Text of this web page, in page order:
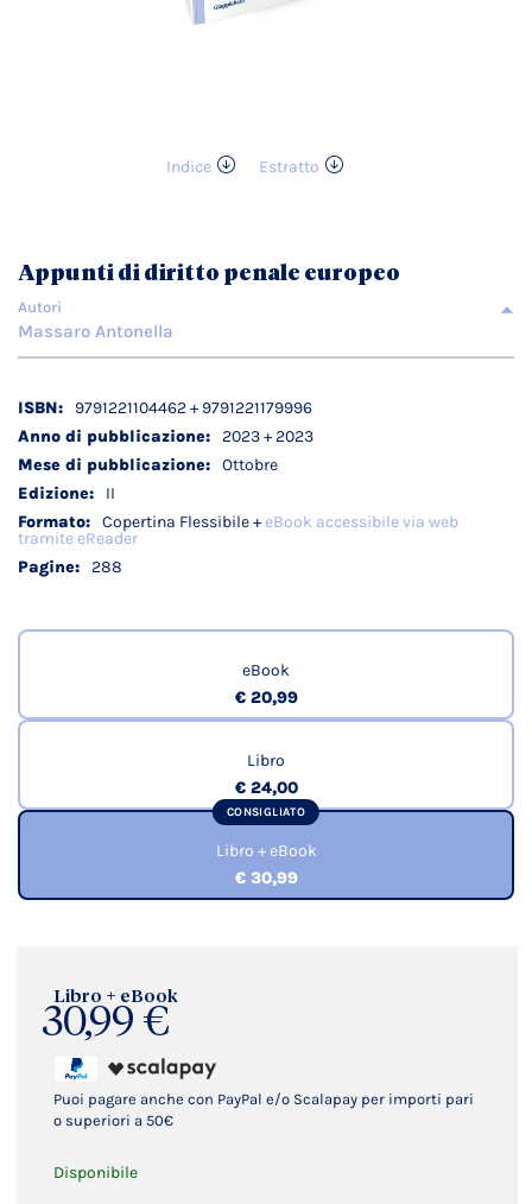
Indice
Estratto
galleria
di
immagini
Libro + eBook
30,99 €
Puoi pagare anche con PayPal e/o Scalapay per importi pari
o superiori a 50€
Disponibile
Appunti di diritto penale europeo
Autori
Massaro Antonella
Dettagli
tecnici
9791221104462 + 9791221179996
2023 + 2023
Ottobre
II
Copertina Flessibile +eBook accessibile via web
tramite eReader
288
eBook
€ 20,99
Libro
€ 24,00
CONSIGLIATO
Libro + eBook
€ 30,99